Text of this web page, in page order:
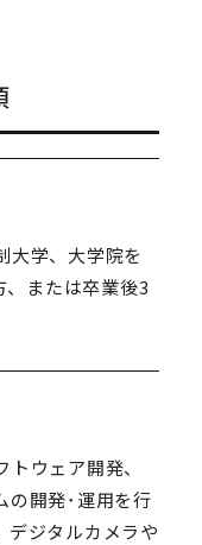
大学、大学院を
または卒業後3
ウェア開発、
の開発･運用を行
デジタルカメラや